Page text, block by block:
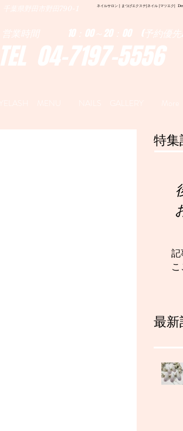
ネイルサロン | まつげエクステ|ネイル |マツエク|
千葉県野田市野田790-1
TEL 04-7197-5556
営業時間 10：00～20：00 (予約優先
特集
記
最新